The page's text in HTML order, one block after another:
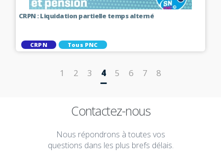
CRPN : Liquidation partielle temps alterné
CRPN Tous PNC
1 2 3 4 5 6 7 8
Contactez-nous
Nous répondrons à toutes vos
questions dans les plus brefs délais.